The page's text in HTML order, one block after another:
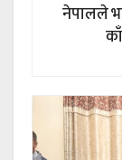
नेपालले